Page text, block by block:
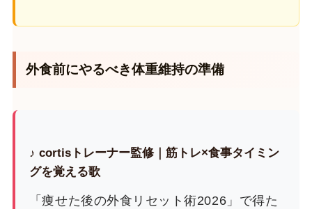
外食前にやるべき体重維持の準備
♪ cortisトレーナー監修｜筋トレ×食事タイミン
グを覚える歌
「痩せた後の外食リセット術2026」で得た